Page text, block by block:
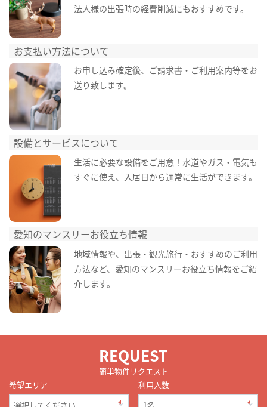
法人様の出張時の経費削減にもおすすめです。
お支払い方法について
お申し込み確定後、ご請求書・ご利用案内等をお
送り致します。
設備とサービスについて
生活に必要な設備をご用意！水道やガス・電気も
すぐに使え、入居日から通常に生活ができます。
愛知のマンスリーお役立ち情報
地域情報や、出張・観光旅行・おすすめのご利用
方法など、愛知のマンスリーお役立ち情報をご紹
介します。
REQUEST
簡単物件リクエスト
希望エリア
利用人数